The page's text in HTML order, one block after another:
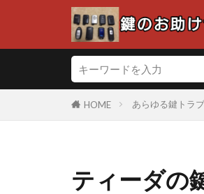
HOME あらゆる鍵トラ
ティーダの